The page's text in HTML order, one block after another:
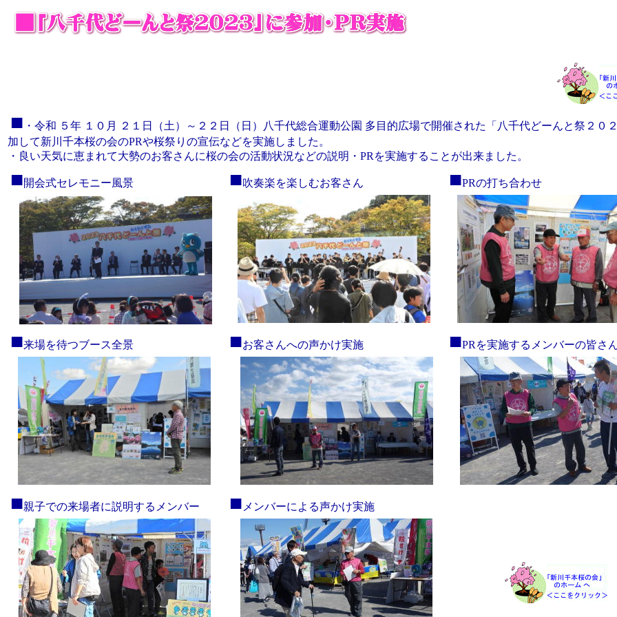
■ ・ 令和 ５年 １０月 ２１日（土）～２２日（日）八千代総合運動公園 多目的広場で開催された「八千代どーんと祭２０
加して新川千本桜の会のPRや桜祭りの宣伝などを実施しました。
・良い天気に恵まれて大勢のお客さんに桜の会の活動状況などの説明・PRを実施することが出来ました。
■開会式セレモニー風景 ■吹奏楽を楽しむお客さん ■PRの打ち合わせ
■来場を待つブース全景 ■お客さんへの声かけ実施 ■PRを実施するメンバーの皆さ
■親子での来場者に説明するメンバー ■ メンバーによる声かけ実施